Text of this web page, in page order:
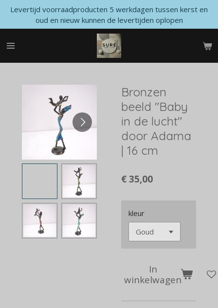
Ga
naar
de
Levertijd voorraadproducten 5 werkdagen tussen kerst en
oud en nieuw kunnen de levertijden oplopen
Bronzen
beeld "Baby
in de lucht"
door Adama
| 16 cm
€ 35,00
kleur
In
winkelwagen